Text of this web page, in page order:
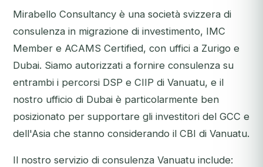
Mirabello Consultancy è una società svizzera di
consulenza in migrazione di investimento, IMC
Member e ACAMS Certified, con uffici a Zurigo e
Dubai. Siamo autorizzati a fornire consulenza su
entrambi i percorsi DSP e CIIP di Vanuatu, e il
nostro ufficio di Dubai è particolarmente ben
posizionato per supportare gli investitori del GCC e
dell'Asia che stanno considerando il CBI di Vanuatu.
Il nostro servizio di consulenza Vanuatu include: